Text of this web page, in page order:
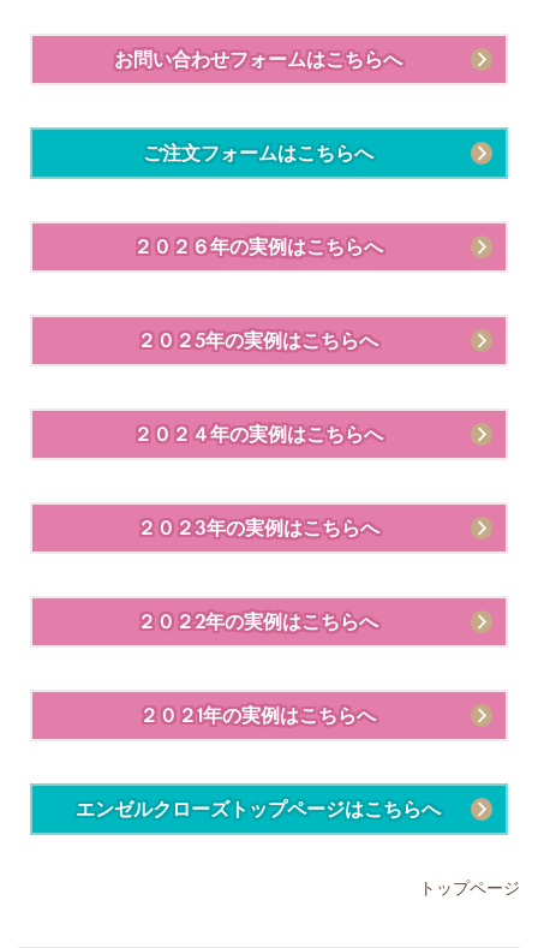
お問い合わせフォームはこちらへ
ご注文フォームはこちらへ
２０２６年の実例はこちらへ
２０２5年の実例はこちらへ
２０２４年の実例はこちらへ
２０２3年の実例はこちらへ
２０２2年の実例はこちらへ
２０２1年の実例はこちらへ
エンゼルクローズトップページはこちらへ
トップページ